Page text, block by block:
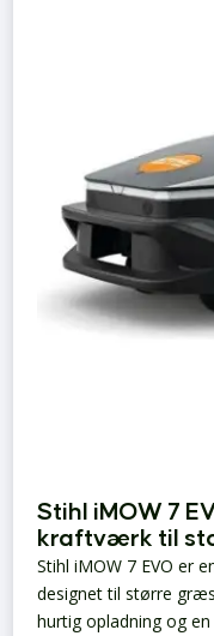
Stihl iMOW 7
kraftværk til
Stihl iMOW 7 EVO er
designet til større
hurtig opladning og